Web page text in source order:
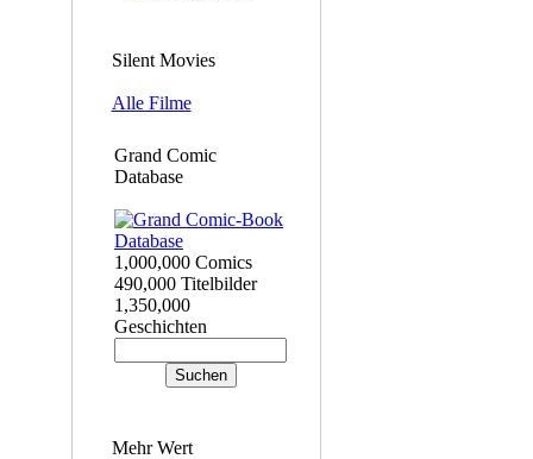
Silent Movies
Alle Filme
Grand Comic
Database
1,000,000 Comics
490,000 Titelbilder
1,350,000
Geschichten
Mehr Wert